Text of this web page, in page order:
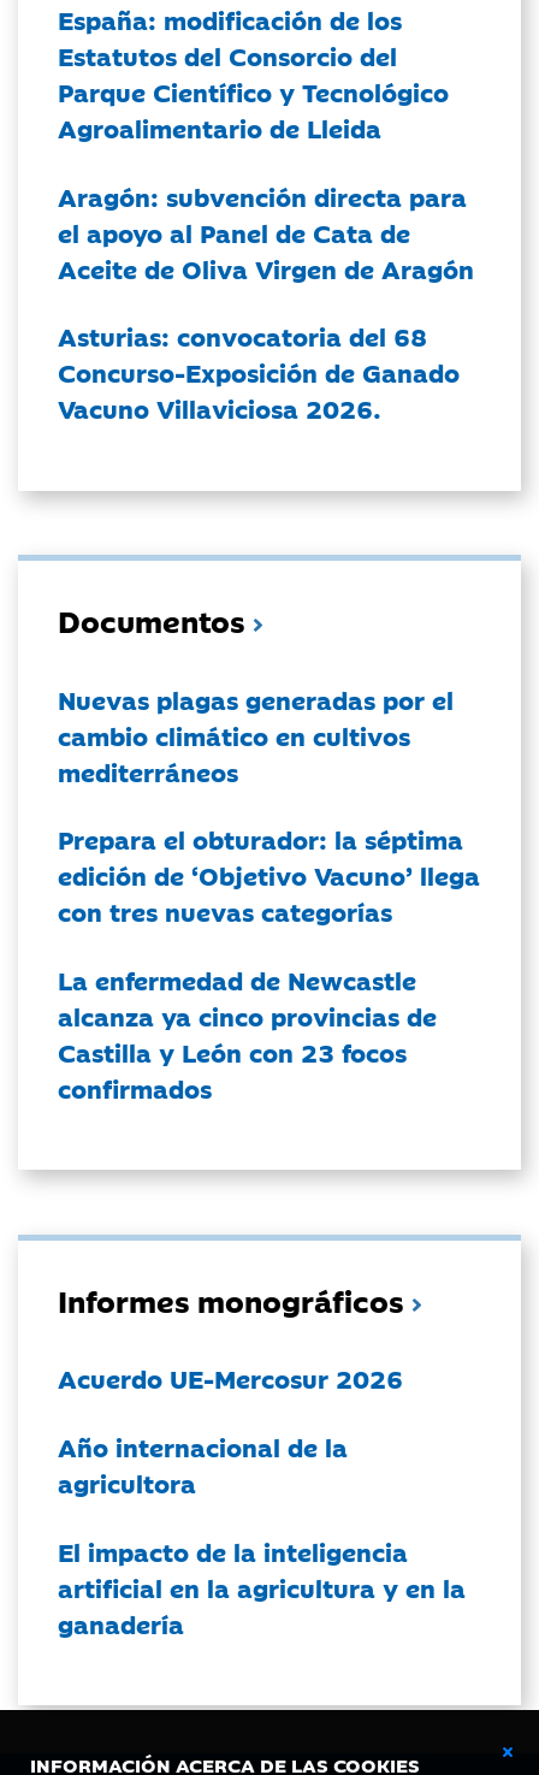
INFORMACIÓN ACERCA DE LAS COOKIES
España: modificación de los
Estatutos del Consorcio del
Parque Científico y Tecnológico
Agroalimentario de Lleida
Aragón: subvención directa para
el apoyo al Panel de Cata de
Aceite de Oliva Virgen de Aragón
Asturias: convocatoria del 68
Concurso-Exposición de Ganado
Vacuno Villaviciosa 2026.
Documentos
Nuevas plagas generadas por el
cambio climático en cultivos
mediterráneos
Prepara el obturador: la séptima
edición de ‘Objetivo Vacuno’ llega
con tres nuevas categorías
La enfermedad de Newcastle
alcanza ya cinco provincias de
Castilla y León con 23 focos
confirmados
Informes monográficos
Acuerdo UE-Mercosur 2026
Año internacional de la
agricultora
El impacto de la inteligencia
artificial en la agricultura y en la
ganadería